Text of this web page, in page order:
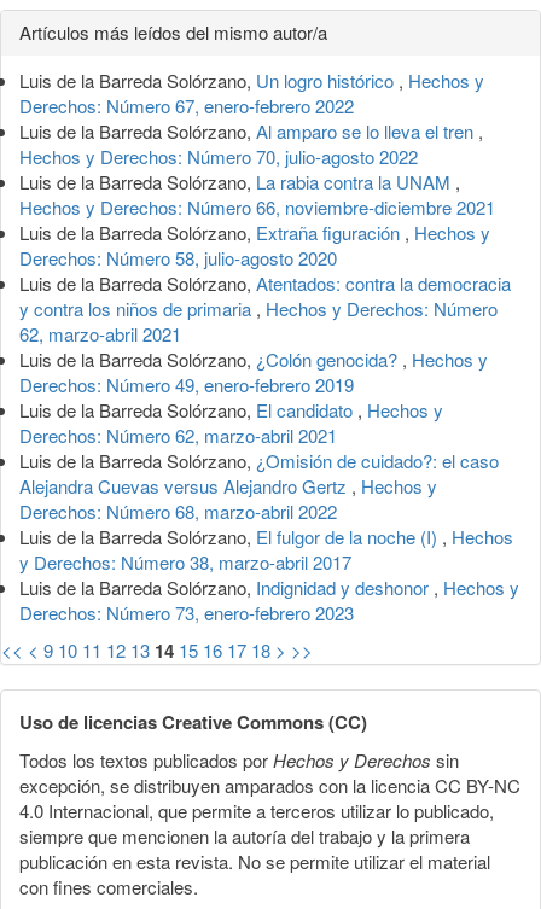
Detalles
del
artículo
Artículos más leídos del mismo autor/a
Luis de la Barreda Solórzano, Un logro histórico , Hechos y
Derechos: Número 67, enero-febrero 2022
Luis de la Barreda Solórzano, Al amparo se lo lleva el tren ,
Hechos y Derechos: Número 70, julio-agosto 2022
Luis de la Barreda Solórzano, La rabia contra la UNAM ,
Hechos y Derechos: Número 66, noviembre-diciembre 2021
Luis de la Barreda Solórzano, Extraña figuración , Hechos y
Derechos: Número 58, julio-agosto 2020
Luis de la Barreda Solórzano, Atentados: contra la democracia
y contra los niños de primaria , Hechos y Derechos: Número
62, marzo-abril 2021
Luis de la Barreda Solórzano, ¿Colón genocida? , Hechos y
Derechos: Número 49, enero-febrero 2019
Luis de la Barreda Solórzano, El candidato , Hechos y
Derechos: Número 62, marzo-abril 2021
Luis de la Barreda Solórzano, ¿Omisión de cuidado?: el caso
Alejandra Cuevas versus Alejandro Gertz , Hechos y
Derechos: Número 68, marzo-abril 2022
Luis de la Barreda Solórzano, El fulgor de la noche (I) , Hechos
y Derechos: Número 38, marzo-abril 2017
Luis de la Barreda Solórzano, Indignidad y deshonor , Hechos y
Derechos: Número 73, enero-febrero 2023
<< < 9 10 11 12 13 14 15 16 17 18 > >>
Uso de licencias Creative Commons (CC)
Todos los textos publicados porHechos y Derechos sin
excepción, se distribuyen amparados con la licencia CC BY-NC
4.0 Internacional, que permite a terceros utilizar lo publicado,
siempre que mencionen la autoría del trabajo y la primera
publicación en esta revista. No se permite utilizar el material
con fines comerciales.